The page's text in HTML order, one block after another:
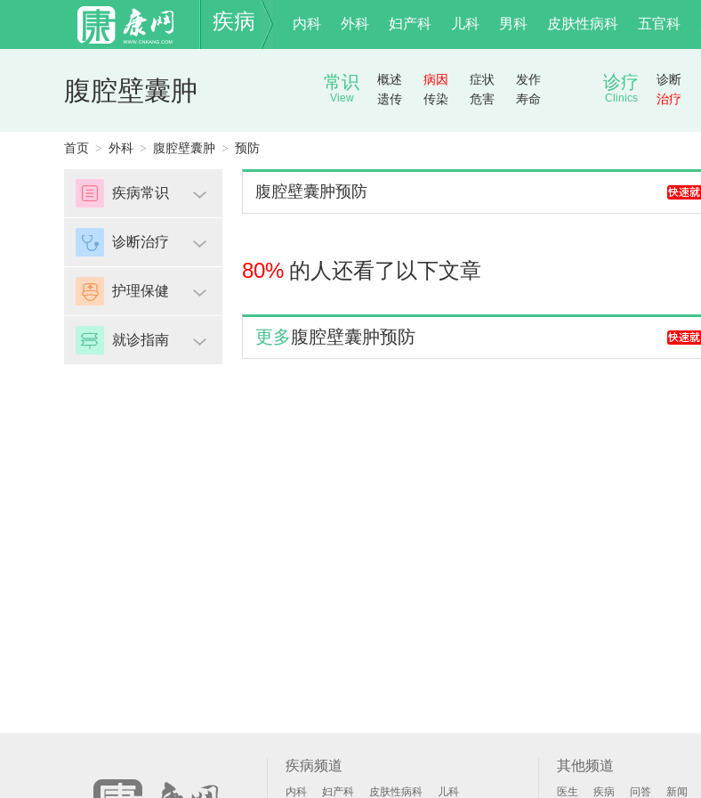
疾病 内科 外科 妇产科 儿科 男科 皮肤性病科 五官科
腹腔壁囊肿 常识
View
概述 病因 症状
发作
遗传
传染 危害 寿命
诊疗
Clinics
诊断
治疗
首页 > 外科 > 腹腔壁囊肿 > 预防
疾病常识
诊断治疗
护理保健
就诊指南
腹腔壁囊肿预防
80% 的人还看了以下文章
更多腹腔壁囊肿预防
疾病频道
内科 妇产科 皮肤性病科 儿科
其他频道
医生 疾病 问答 新闻